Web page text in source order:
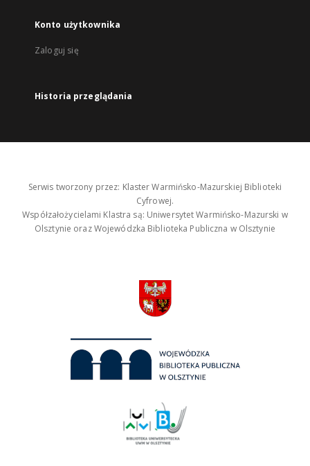
Konto użytkownika
Zaloguj się
Historia przeglądania
Serwis tworzony przez: Klaster Warmińsko-Mazurskiej Biblioteki
Cyfrowej.
Współzałożycielami Klastra są: Uniwersytet Warmińsko-Mazurski w
Olsztynie oraz Wojewódzka Biblioteka Publiczna w Olsztynie